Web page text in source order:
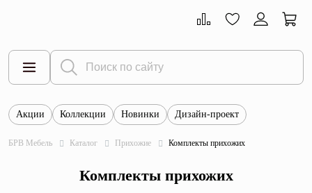
Все товары
Тумбы
Акции Коллекции Новинки Дизайн-проект
БРВ Мебель Каталог Прихожие Комплекты прихожих
Комплекты прихожих